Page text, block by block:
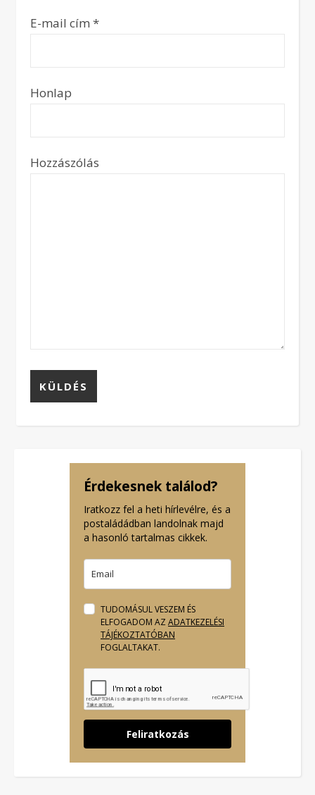
E-mail cím *
Honlap
Hozzászólás
Érdekesnek találod?
Iratkozz fel a heti hírlevélre, és a
postaládádban landolnak majd
a hasonló tartalmas cikkek.
TUDOMÁSUL VESZEM ÉS
ELFOGADOM AZ ADATKEZELÉSI
TÁJÉKOZTATÓBAN
FOGLALTAKAT.
Feliratkozás